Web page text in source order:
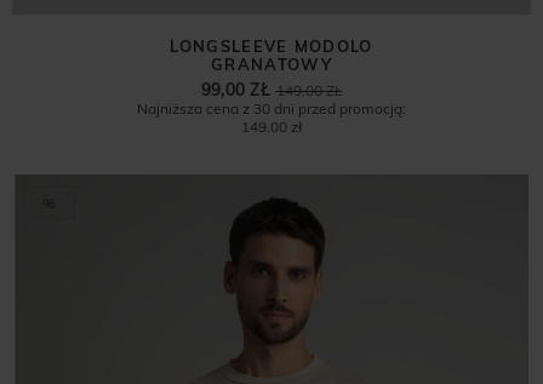
LONGSLEEVE MODOLO
GRANATOWY
149,00 ZŁ
99,00 ZŁ
Najniższa cena z 30 dni przed promocją:
149,00 zł